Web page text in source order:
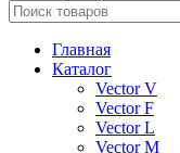
Главная
Каталог
Vector V
Vector F
Vector L
Vector M